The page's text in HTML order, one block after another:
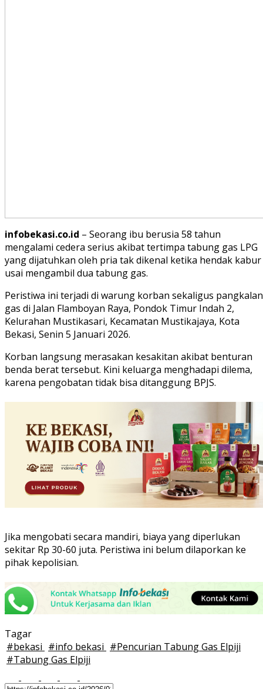
infobekasi.co.id – Seorang ibu berusia 58 tahun
mengalami cedera serius akibat tertimpa tabung gas LPG
yang dijatuhkan oleh pria tak dikenal ketika hendak kabur
usai mengambil dua tabung gas.
Peristiwa ini terjadi di warung korban sekaligus pangkalan
gas di Jalan Flamboyan Raya, Pondok Timur Indah 2,
Kelurahan Mustikasari, Kecamatan Mustikajaya, Kota
Bekasi, Senin 5 Januari 2026.
Korban langsung merasakan kesakitan akibat benturan
benda berat tersebut. Kini keluarga menghadapi dilema,
karena pengobatan tidak bisa ditanggung BPJS.
Jika mengobati secara mandiri, biaya yang diperlukan
sekitar Rp 30-60 juta. Peristiwa ini belum dilaporkan ke
pihak kepolisian.
Tagar
#bekasi #info bekasi #Pencurian Tabung Gas Elpiji
#Tabung Gas Elpiji